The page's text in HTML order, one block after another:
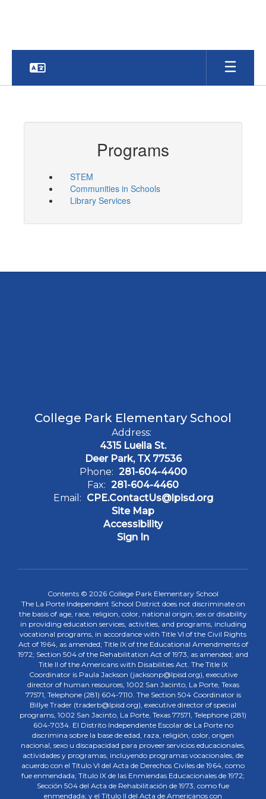
Programs
STEM
Communities in Schools
Library Services
College Park Elementary School
Address:
4315 Luella St.
Deer Park, TX 77536
Phone: 281-604-4400
Fax: 281-604-4460
Email: CPE.ContactUs@lpisd.org
Site Map
Accessibility
Sign In
Contents © 2026 College Park Elementary School
The La Porte Independent School District does not discriminate on
the basis of age, race, religion, color, national origin, sex or disability
in providing education services, activities, and programs, including
vocational programs, in accordance with Title VI of the Civil Rights
Act of 1964, as amended; Title IX of the Educational Amendments of
1972; Section 504 of the Rehabilitation Act of 1973, as amended; and
Title II of the Americans with Disabilities Act. The Title IX
Coordinator is Paula Jackson (jacksonp@lpisd.org), executive
director of human resources, 1002 San Jacinto, La Porte, Texas
77571, Telephone (281) 604-7110. The Section 504 Coordinator is
Billye Trader (traderb@lpisd.org), executive director of special
programs, 1002 San Jacinto, La Porte, Texas 77571, Telephone (281)
604-7034. El Distrito Independiente Escolar de La Porte no
discrimina sobre la base de edad, raza, religión, color, origen
nacional, sexo u discapacidad para proveer servicios educacionales,
actividades y programas, incluyendo programas vocacionales, de
acuerdo con el Título VI del Acta de Derechos Civiles de 1964, como
fue enmendada; Título IX de las Enmiendas Educacionales de 1972;
Sección 504 del Acta de Rehabilitación de 1973, como fue
enmendada; y el Título II del Acta de Americanos con